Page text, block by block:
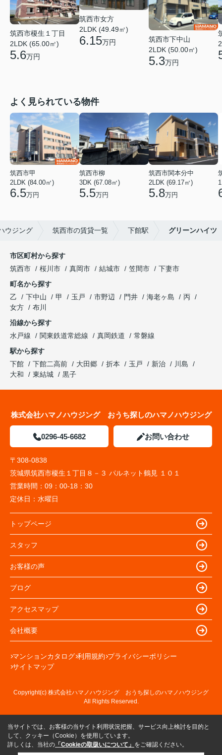
筑西市榎生１丁目
2LDK (65.00㎡)
5.6万円
筑西市女方
2LDK (49.49㎡)
6.15万円
筑西市下中山
2LDK (50.00㎡)
5.3万円
よく見られている物件
筑西市甲
2LDK (84.00㎡)
6.5万円
筑西市柳
3DK (67.08㎡)
5.5万円
筑西市関本分中
2LDK (69.17㎡)
5.8万円
ウジング 筑西市の賃貸一覧 下館駅 グリーンハイツ
市区町村から探す
筑西市
桜川市 真岡市 結城市 笠間市
下妻市
町名から探す
乙
下中山 甲 玉戸 市野辺 門井 海老ヶ島
丙
女方
布川
沿線から探す
水戸線
関東鉄道常総線 真岡鉄道
常磐線
駅から探す
下館
下館二高前 大田郷 折本 玉戸 新治
川島
大和
東結城 黒子
株式会社ハマノハウジング おうち探しのハマノハウジング
0296-45-6682 お問い合わせ
〒308-0838
茨城県筑西市榎生１丁目８－３ パルネット鶴見 １０１
営業時間： 09：00-18：30
定休日： 水曜日
トップページ
スタッフ
お客様の声
ブログ
アクセスマップ
会社概要
マンションカタログ 利用規約 プライバシーポリシー
サイトマップ
Copyright(c) 株式会社ハマノハウジング おうち探しのハマノハウジング
All Rights Reserved.
当サイトでは、お客様の当サイト利用状況把握、サービス向上検討を目的と
して、クッキー（Cookie）を使用しています。
詳しくは、当社の 「Cookieの取扱いについて」 をご確認ください。